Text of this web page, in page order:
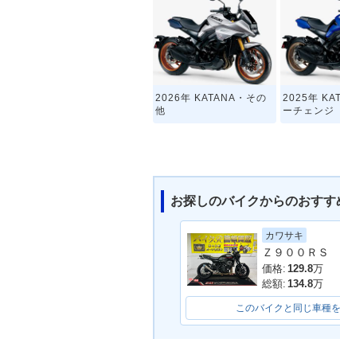
2026年 KATANA・その
他
2025年
ーチェンジ
お探しのバイクからのおすす
カワサキ
価格: 129.8万
総額: 134.8万
このバイクと同じ車種